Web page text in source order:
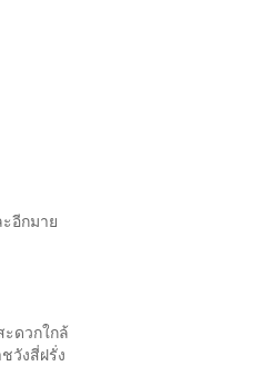
อีกมาย
ดวกใกล้
วังสี่ฝรั่ง